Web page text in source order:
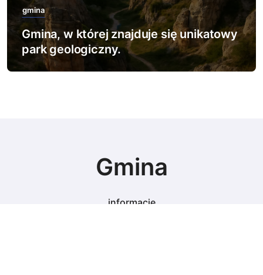
gmina
Gmina, w której znajduje się unikatowy
park geologiczny.
Gmina
informacje